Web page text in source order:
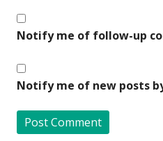
Notify me of follow-up
Notify me of new posts